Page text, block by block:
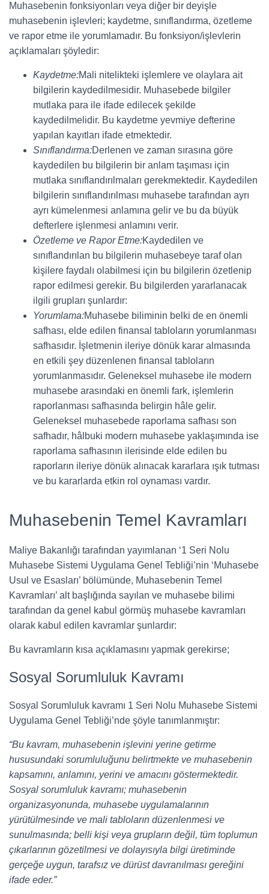
Muhasebenin fonksiyonları veya diğer bir deyişle
muhasebenin işlevleri; kaydetme, sınıflandırma, özetleme
ve rapor etme ile yorumlamadır. Bu fonksiyon/işlevlerin
açıklamaları şöyledir:
Kaydetme:Mali nitelikteki işlemlere ve olaylara ait
bilgilerin kaydedilmesidir. Muhasebede bilgiler
mutlaka para ile ifade edilecek şekilde
kaydedilmelidir. Bu kaydetme yevmiye defterine
yapılan kayıtları ifade etmektedir.
Sınıflandırma:Derlenen ve zaman sırasına göre
kaydedilen bu bilgilerin bir anlam taşıması için
mutlaka sınıflandırılmaları gerekmektedir. Kaydedilen
bilgilerin sınıflandırılması muhasebe tarafından ayrı
ayrı kümelenmesi anlamına gelir ve bu da büyük
defterlere işlenmesi anlamını verir.
Özetleme ve Rapor Etme:Kaydedilen ve
sınıflandırılan bu bilgilerin muhasebeye taraf olan
kişilere faydalı olabilmesi için bu bilgilerin özetlenip
rapor edilmesi gerekir. Bu bilgilerden yararlanacak
ilgili grupları şunlardır:
Yorumlama:Muhasebe biliminin belki de en önemli
safhası, elde edilen finansal tabloların yorumlanması
safhasıdır. İşletmenin ileriye dönük karar almasında
en etkili şey düzenlenen finansal tabloların
yorumlanmasıdır. Geleneksel muhasebe ile modern
muhasebe arasındaki en önemli fark, işlemlerin
raporlanması safhasında belirgin hâle gelir.
Geleneksel muhasebede raporlama safhası son
safhadır, hâlbuki modern muhasebe yaklaşımında ise
raporlama safhasının ilerisinde elde edilen bu
raporların ileriye dönük alınacak kararlara ışık tutması
ve bu kararlarda etkin rol oynaması vardır.
Muhasebenin Temel Kavramları
Maliye Bakanlığı tarafından yayımlanan ‘1 Seri Nolu
Muhasebe Sistemi Uygulama Genel Tebliği’nin ‘Muhasebe
Usul ve Esasları’ bölümünde, Muhasebenin Temel
Kavramları’ alt başlığında sayılan ve muhasebe bilimi
tarafından da genel kabul görmüş muhasebe kavramları
olarak kabul edilen kavramlar şunlardır:
Bu kavramların kısa açıklamasını yapmak gerekirse;
Sosyal Sorumluluk Kavramı
Sosyal Sorumluluk kavramı 1 Seri Nolu Muhasebe Sistemi
Uygulama Genel Tebliği’nde şöyle tanımlanmıştır:
“Bu kavram, muhasebenin işlevini yerine getirme
hususundaki sorumluluğunu belirtmekte ve muhasebenin
kapsamını, anlamını, yerini ve amacını göstermektedir.
Sosyal sorumluluk kavramı; muhasebenin
organizasyonunda, muhasebe uygulamalarının
yürütülmesinde ve mali tabloların düzenlenmesi ve
sunulmasında; belli kişi veya grupların değil, tüm toplumun
çıkarlarının gözetilmesi ve dolayısıyla bilgi üretiminde
gerçeğe uygun, tarafsız ve dürüst davranılması gereğini
ifade eder.”